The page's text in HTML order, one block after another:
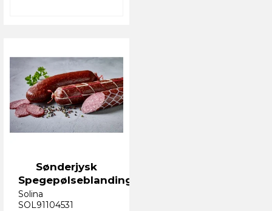
Sønderjysk
Spegepølseblanding
Solina
SOL91104531